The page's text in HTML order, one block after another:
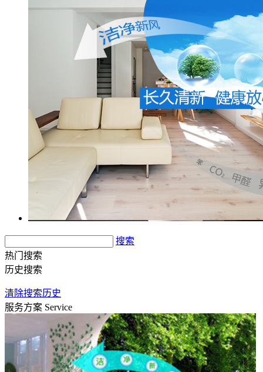
搜索
热门搜索
历史搜索
清除搜索历史
服务方案 Service